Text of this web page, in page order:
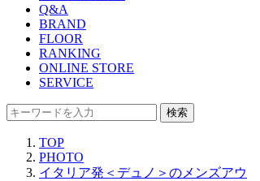
Q&A
BRAND
FLOOR
RANKING
ONLINE STORE
SERVICE
検索
TOP
PHOTO
イタリア発＜デュノ＞のメンズアウ